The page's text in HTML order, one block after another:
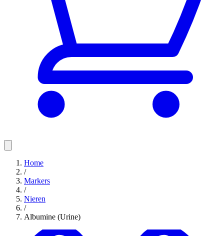
Home
/
Markers
/
Nieren
/
Albumine (Urine)